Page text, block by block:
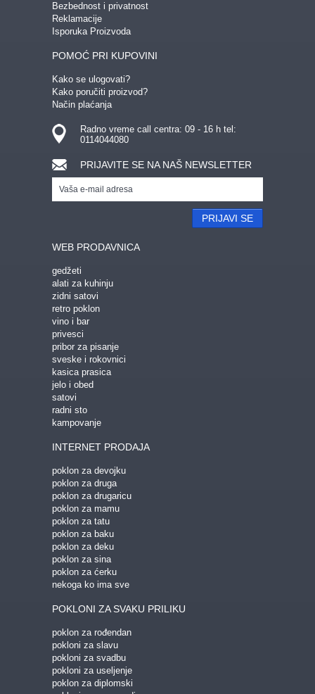
Bezbednost i privatnost
Reklamacije
Isporuka Proizvoda
POMOĆ PRI KUPOVINI
Kako se ulogovati?
Kako poručiti proizvod?
Način plaćanja
Radno vreme call centra: 09 - 16 h tel:
0114044080
PRIJAVITE SE NA NAŠ NEWSLETTER
PRIJAVI SE
WEB PRODAVNICA
gedžeti
alati za kuhinju
zidni satovi
retro poklon
vino i bar
privesci
pribor za pisanje
sveske i rokovnici
kasica prasica
jelo i obed
satovi
radni sto
kampovanje
INTERNET PRODAJA
poklon za devojku
poklon za druga
poklon za drugaricu
poklon za mamu
poklon za tatu
poklon za baku
poklon za deku
poklon za sina
poklon za ćerku
nekoga ko ima sve
POKLONI ZA SVAKU PRILIKU
poklon za rođendan
pokloni za slavu
pokloni za svadbu
pokloni za useljenje
poklon za diplomski